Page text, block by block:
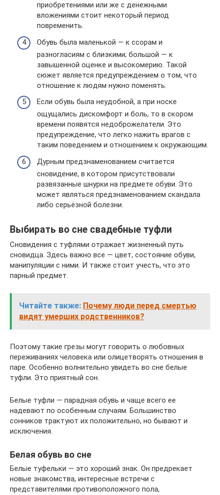
приобретениями или же с денежными
вложениями стоит некоторый период
повременить.
Обувь была маленькой — к ссорам и
разногласиям с близкими; большой — к
завышенной оценке и высокомерию. Такой
сюжет является предупреждением о том, что
отношение к людям нужно поменять.
Если обувь была неудобной, а при носке
ощущались дискомфорт и боль, то в скором
времени появятся недоброжелатели. Это
предупреждение, что легко нажить врагов с
таким поведением и отношением к окружающим.
Дурным предзнаменованием считается
сновидение, в котором присутствовали
развязанные шнурки на предмете обуви. Это
может являться предзнаменованием скандала
либо серьёзной болезни.
Выбирать во сне свадебные туфли
Сновидения с туфлями отражает жизненный путь
сновидца. Здесь важно все — цвет, состояние обуви,
манипуляции с ними. И также стоит учесть, что это
парный предмет.
Читайте также: Почему люди перед смертью
видят умерших родственников?
Поэтому такие грезы могут говорить о любовных
переживаниях человека или олицетворять отношения в
паре. Особенно волнительно увидеть во сне белые
туфли. Это приятный сон.
Белые туфли — парадная обувь и чаще всего ее
надевают по особенным случаям. Большинство
сонников трактуют их положительно, но бывают и
исключения.
Белая обувь во сне
Белые туфельки — это хороший знак. Он предрекает
новые знакомства, интересные встречи с
представителями противоположного пола,